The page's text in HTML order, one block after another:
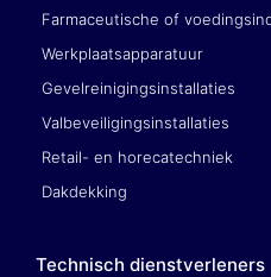
Farmaceutische of
Werkplaatsapparatuur
Gevelreinigingsinstallaties
Valbeveiligingsinstallaties
Retail- en horecatechniek
Dakdekking
Technisch dienstverleners